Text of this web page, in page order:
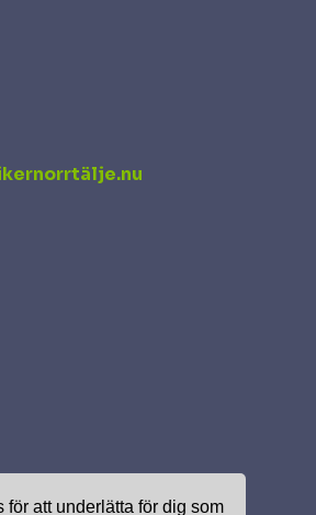
för att underlätta för dig som